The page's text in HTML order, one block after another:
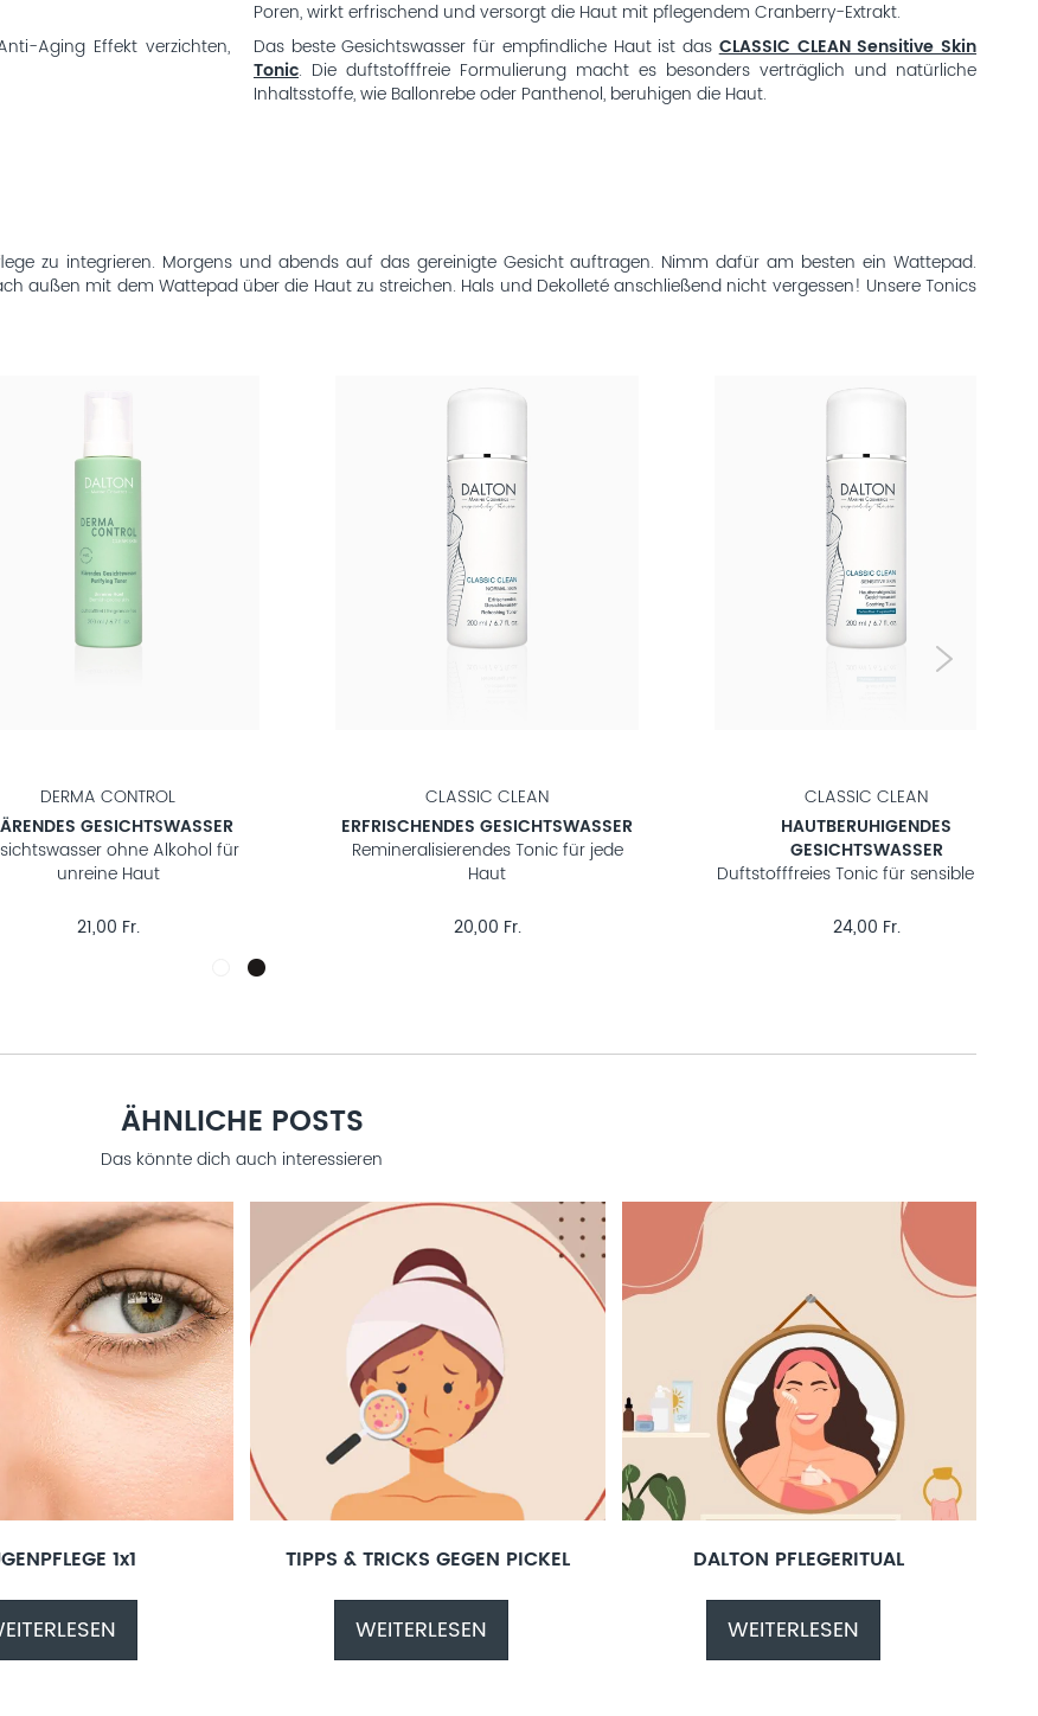
Aging Effekt verzichten,
Poren, wirkt erfrischend und versorgt die Haut mit pflegendem Cranberry-Extrakt.
Das beste Gesichtswasser für empfindliche Haut ist dasCLASSIC CLEAN Sensitive Skin
Tonic. Die duftstofffreie Formulierung macht es besonders verträglich und natürliche
Inhaltsstoffe, wie Ballonrebe oder Panthenol, beruhigen die Haut.
zu integrieren. Morgens und abends auf das gereinigte Gesicht auftragen. Nimm dafür am besten ein Wattepad.
außen mit dem Wattepad über die Haut zu streichen. Hals und Dekolleté anschließend nicht vergessen! Unsere Tonics
CLASSIC CLEAN
HAUTBERUHIGENDES
GESICHTSWASSER
Tonic für sensible Haut
24,00 Fr.
COMFORT CLEAN
ANTI-AGING GESICHTSWASSER
Erfrischendes Tonic für jede Haut
30,00 Fr.
COMFORT CLEAN
SANFTES ANTI-AGING
GESICHTSWASSER
Glättendes Tonic für sensible Haut
32,00 Fr.
ÄHNLICHE POSTS
Das könnte dich auch interessieren
1x1 TIPPS & TRICKS GEGEN PICKEL
WEITERLESEN
DALTON PFLEGERITUAL
WEITERLESEN